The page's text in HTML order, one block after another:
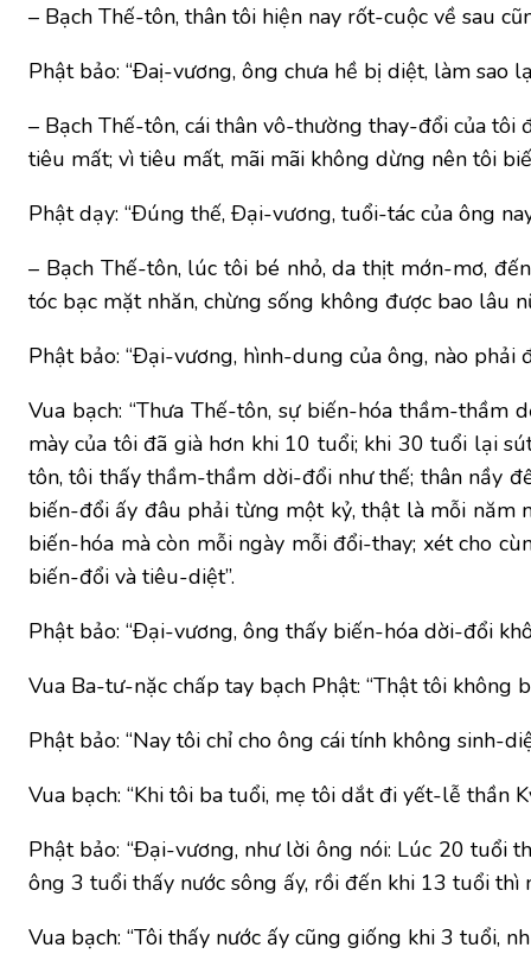
– Bạch Thế-tôn, thân tôi hiện nay rốt-cuộc về sau
Phật bảo: “Ðaị-vương, ông chưa hề bị diệt, làm sao
– Bạch Thế-tôn, cái thân vô-thường thay-đổi của
tiêu mất; vì tiêu mất, mãi mãi không dừng nên tôi
Phật dạy: “Ðúng thế, Ðại-vương, tuổi-tác của ông
– Bạch Thế-tôn, lúc tôi bé nhỏ, da thịt mớn-mơ,
tóc bạc mặt nhăn, chừng sống không được bao lâu
Phật bảo: “Ðại-vương, hình-dung của ông, nào phải
Vua bạch: “Thưa Thế-tôn, sự biến-hóa thầm-
mày của tôi đã già hơn khi 10 tuổi; khi 30 tuổi lại
tôn, tôi thấy thầm-thầm dời-đổi như thế; thân nầy
biến-đổi ấy đâu phải từng một kỷ, thật là mỗi năm
biến-hóa mà còn mỗi ngày mỗi đổi-thay; xét cho
biến-đổi và tiêu-diệt”.
Phật bảo: “Ðại-vương, ông thấy biến-hóa dời-đổi
Vua Ba-tư-nặc chấp tay bạch Phật: “Thật tôi không
Phật bảo: “Nay tôi chỉ cho ông cái tính không sinh-
Vua bạch: “Khi tôi ba tuổi, mẹ tôi dắt đi yết-lễ thần
Phật bảo: “Ðại-vương, như lời ông nói: Lúc 20 tuổi
ông 3 tuổi thấy nước sông ấy, rồi đến khi 13 tuổi thì
Vua bạch: “Tôi thấy nước ấy cũng giống khi 3 tuổi,